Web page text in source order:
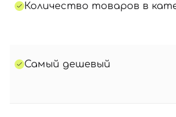
Количество товаров в
Самый дешевый